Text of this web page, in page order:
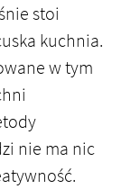
stoi
kuchnia.
w tym
nie ma nic